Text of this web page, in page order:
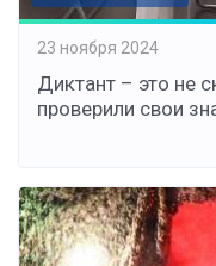
23 ноября 2024
Диктант – это не
проверили свои